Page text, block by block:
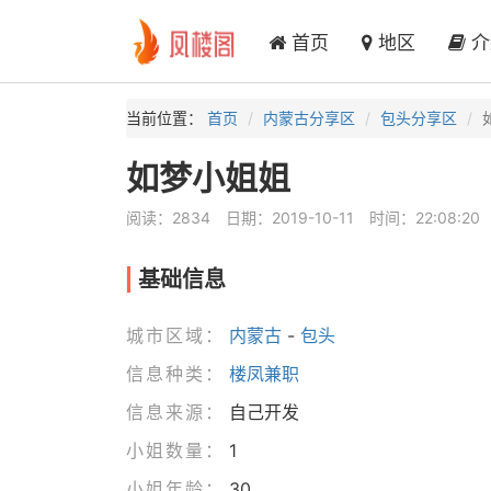
首页 地区 介
当前位置： 首页 内蒙古分享区 包头分享区
如梦小姐姐
阅读：2834 日期：2019-10-11 时间：22:08:20
基础信息
城市区域： 内蒙古- 包头
信息种类：
楼凤兼职
信息来源：
自己开发
小姐数量：
1